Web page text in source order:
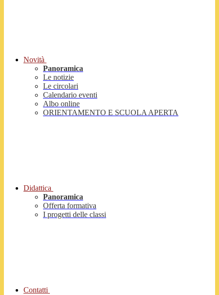
Novità
Panoramica
Le notizie
Le circolari
Calendario eventi
Albo online
ORIENTAMENTO E SCUOLA APERTA
Didattica
Panoramica
Offerta formativa
I progetti delle classi
Contatti